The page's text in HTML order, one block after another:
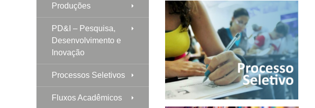
Produções
PD&I – Pesquisa,
Desenvolvimento e
Inovação
Processos Seletivos
Fluxos Acadêmicos